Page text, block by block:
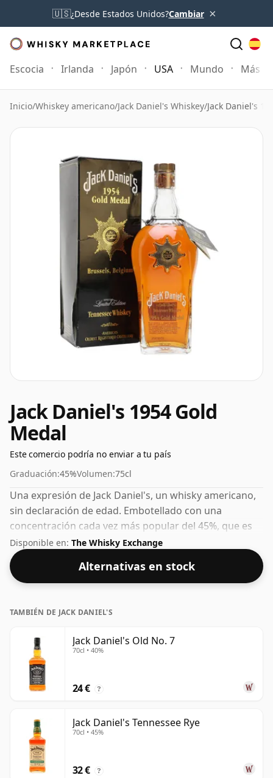
🇺🇸¿Desde Estados Unidos?Cambiar ×
Escocia Irlanda Japón USA Mundo Más
Inicio/Whiskey americano/Jack Daniel's Whiskey/Jack Daniel's
Jack Daniel's 1954 Gold
Medal
Este comercio podría no enviar a tu país
Graduación:45%Volumen:75cl
Una expresión de Jack Daniel's, un whisky americano,
sin declaración de edad. Embotellado con una
concentración cada vez más popular del 45%, que es
un ABV para beber respetable.
Disponible en: The Whisky Exchange
Alternativas en stock
TAMBIÉN DE JACK DANIEL'S
Jack Daniel's Old No. 7
70cl • 40%
24 € ?
Jack Daniel's Tennessee Rye
70cl • 45%
32 € ?